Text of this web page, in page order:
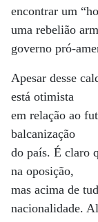
encontrar um
uma rebelião
governo pró-
Apesar desse
está otimista
em relação ao
balcanização
do país. É claro
na oposição,
mas acima de
nacionalidade.